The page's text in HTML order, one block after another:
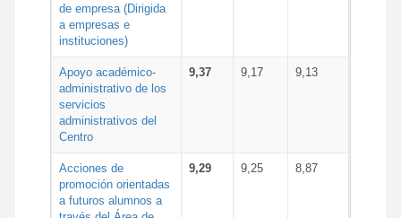
de empresa (Dirigida
a empresas e
instituciones)
Apoyo académico-
administrativo de los
servicios
administrativos del
Centro
9,37 9,17 9,13
Acciones de
promoción orientadas
a futuros alumnos a
9,29 9,25 8,87